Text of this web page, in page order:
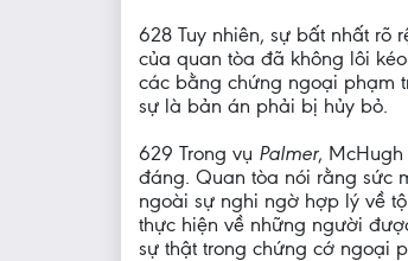
628 Tuy nhiên, sự bất nhất
của quan tòa đã không lôi
các bằng chứng ngoại phạm
sự là bản án phải bị hủy bỏ.
629 Trong vụ Palmer,
đáng. Quan tòa nói rằng sức
ngoài sự nghi ngờ hợp lý về
thực hiện về những người
sự thật trong chứng cớ ngoại